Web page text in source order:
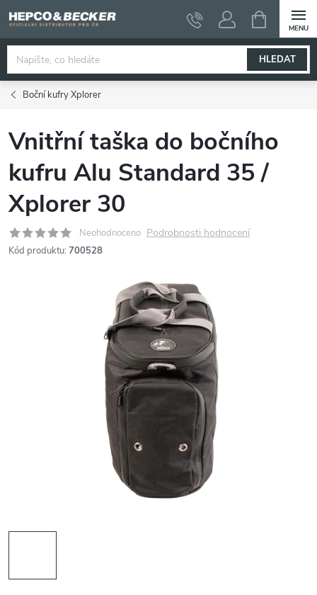
na
obsah
HLEDAT
NÁKUPNÍ
KOŠÍK
Boční kufry Xplorer
Vnitřní taška do bočního
kufru Alu Standard 35 /
Xplorer 30
Neohodnoceno Podrobnosti hodnocení
Kód produktu: 700528